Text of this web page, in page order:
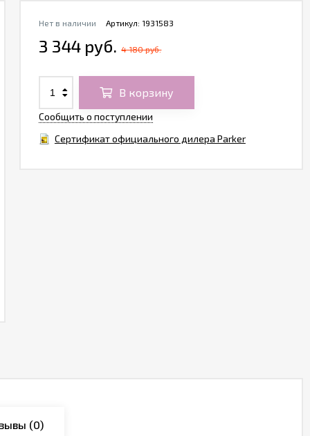
Артикул: 1931583
Нет в наличии
3 344 руб. 4 180 руб.
В корзину
Сообщить о поступлении
Сертификат официального дилера Parker
(0)